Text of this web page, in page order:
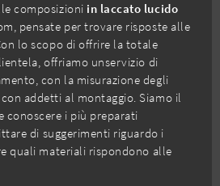
composizioni in laccato lucido
pensate per trovare risposte alle
lo scopo di offrire la totale
offriamo unservizio di
con la misurazione degli
addetti al montaggio. Siamo il
conoscere i più preparati
di suggerimenti riguardo i
quali materiali rispondono alle